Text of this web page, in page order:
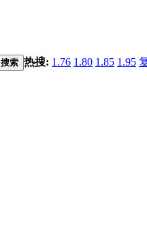
搜索 热搜: 1.76 1.80 1.85 1.95